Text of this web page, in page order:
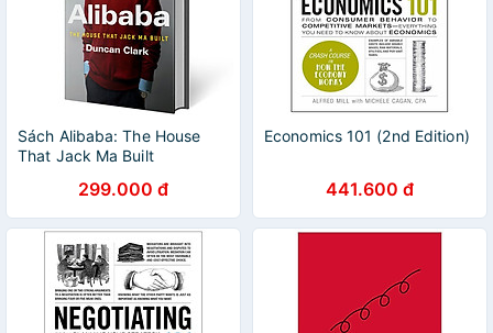
Sách Alibaba: The House
That Jack Ma Built
299.000 đ
Economics 101 (2nd Edition)
441.600 đ